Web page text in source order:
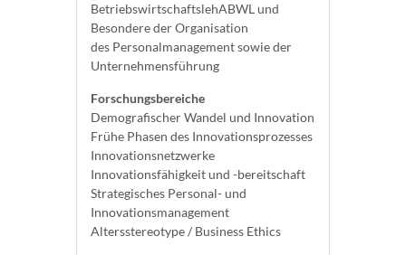
BetriebswirtschaftslehABWL und
Besondere der Organisation
des Personalmanagement sowie der
Unternehmensführung
Forschungsbereiche
Demografischer Wandel und Innovation
Frühe Phasen des Innovationsprozesses
Innovationsnetzwerke
Innovationsfähigkeit und -bereitschaft
Strategisches Personal- und
Innovationsmanagement
Altersstereotype / Business Ethics